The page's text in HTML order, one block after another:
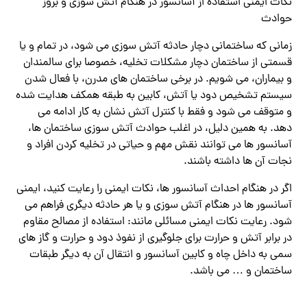
حوادث
زمانی که ساختمانی دچار حادثه آتش سوزی می شود، در تمام و یا
قسمتی از ساختمان دچار مشکلات تخلیه، خصوصا برای سالمندان
و بیماران، می شویم. در برخی ساختمان های مدرن، با فعال شدن
سیستم تشخیص دود یا آتش، کابین به طبقه همکف هدایت شده
و متوقف می شود و فقط با کنترل آتش نشان به کار ادامه می
دهد. به همین دلیل، در اغلب حوادث آتش سوزی ساختمان ها،
آسانسور ها می توانند نقش مهم و حیاتی در تخلیه کردن افراد و
نجات آن ها داشته باشند.
اگر در هنگام احداث آسانسور ها، نکات ایمنی را رعایت کنید، ایمنی
آسانسور ها در هنگام آتش سوزی و یا هر حادثه دیگری فراهم می
شود. رعایت نکات ایمنی مسائلی مانند: استفاده از مصالح مقاوم
در برابر آتش و حرارت برای جلوگیری از نفوذ دود و حرارت و گاز های
سمی به داخل چاه و کابین آسانسور و انتقال آن به دیگر طبقات
ساختمان و … می باشد.